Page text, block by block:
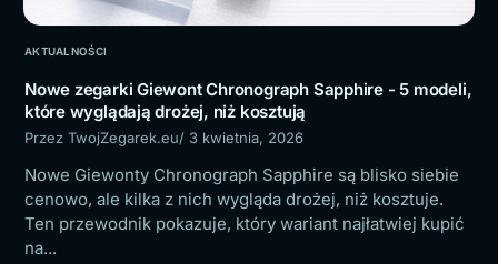
AKTUALNOŚCI
Nowe zegarki Giewont Chronograph Sapphire - 5 modeli,
które wyglądają drożej, niż kosztują
Przez TwojZegarek.eu/ 3 kwietnia, 2026
Nowe Giewonty Chronograph Sapphire są blisko siebie
cenowo, ale kilka z nich wygląda drożej, niż kosztuje.
Ten przewodnik pokazuje, który wariant najłatwiej kupić
na...